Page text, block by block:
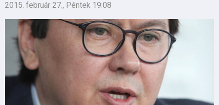
2015. február 27., Péntek 19:08